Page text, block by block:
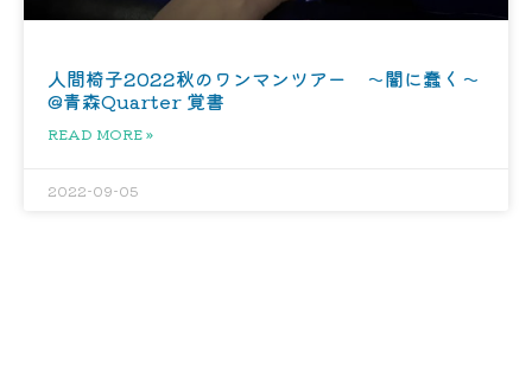
人間椅子2022秋のワンマンツアー 〜闇に蠢く〜
@青森Quarter 覚書
READ MORE »
2022-09-05